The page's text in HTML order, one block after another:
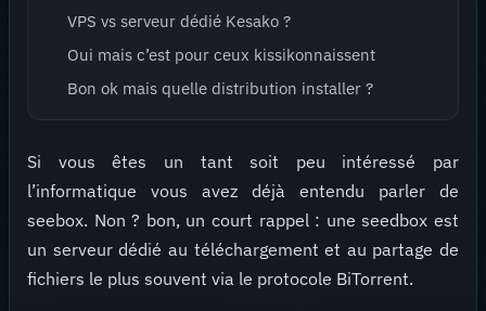
VPS vs serveur dédié Kesako ?
Oui mais c’est pour ceux kissikonnaissent
Bon ok mais quelle distribution installer ?
Si vous êtes un tant soit peu intéressé par
l’informatique vous avez déjà entendu parler de
seebox. Non ? bon, un court rappel : une seedbox est
un serveur dédié au téléchargement et au partage de
fichiers le plus souvent via le protocole BiTorrent.